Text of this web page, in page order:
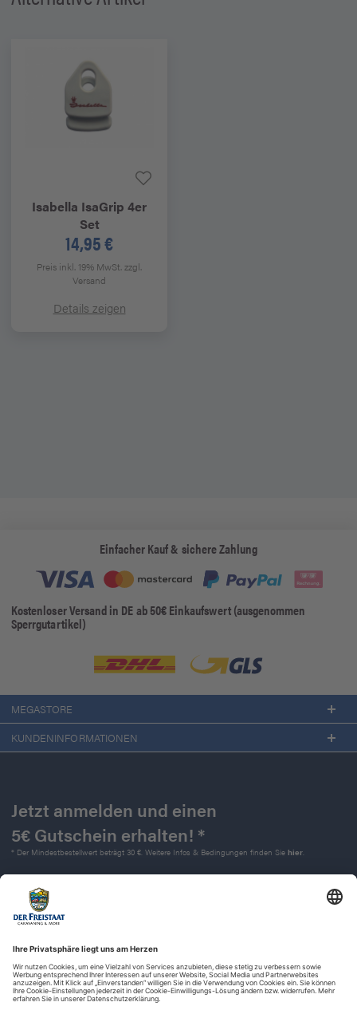
Isabella IsaGrip 4er
Set
14,95 €
Preis inkl. 19% MwSt.zzgl.
Versand
Details zeigen
Einfacher Kauf & sichere Zahlung
Kostenloser Versand in DE ab 50€ Einkaufswert (ausgenommen
Sperrgutartikel)
MEGASTORE
KUNDENINFORMATIONEN
Jetzt anmelden und einen
5€ Gutschein erhalten! *
* Der Mindestbestellwert beträgt 30 €. Weitere Infos & Bedingungen finden Sie hier.